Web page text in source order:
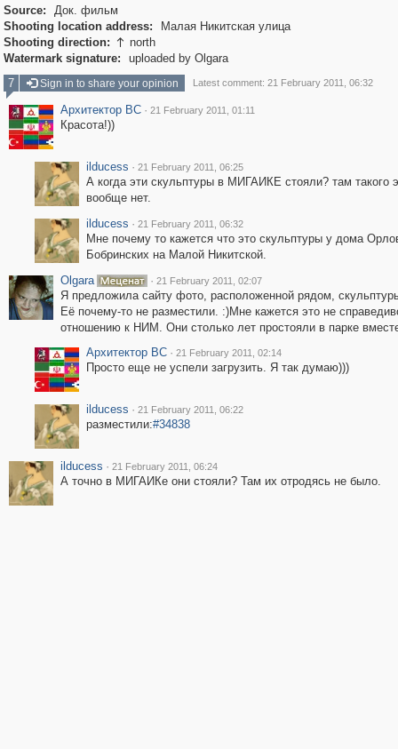
Source:
Док. фильм
Shooting location address:
Малая Никитская улица
Shooting direction:  north
Watermark signature:
uploaded by Olgara
7
Sign in to share your opinion Latest comment: 21 February 2011, 06:32
Архитектор ВС · 21 February 2011, 01:11
Красота!))
ilducess · 21 February 2011, 06:25
А когда эти скульптуры в МИГАИКЕ стояли? там такого
вообще нет.
ilducess · 21 February 2011, 06:32
Мне почему то кажется что это скульптуры у дома
Бобринских на Малой Никитской.
Olgara
· 21 February 2011, 02:07
Я предложила сайту фото, расположенной рядом,
Её почему-то не разместили. :)Мне кажется это не
отношению к НИМ. Они столько лет простояли в парке
Архитектор ВС · 21 February 2011, 02:14
Просто еще не успели загрузить. Я так думаю)))
ilducess · 21 February 2011, 06:22
разместили:#34838
ilducess · 21 February 2011, 06:24
А точно в МИГАИКе они стояли? Там их отродясь не было.